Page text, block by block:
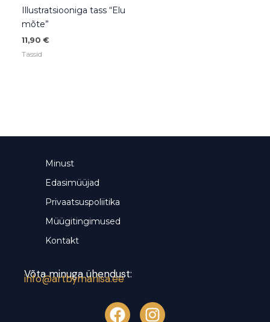
Illustratsiooniga tass “Elu
mõte”
11,90 €
Tassid
Minust
Edasimüüjad
Privaatsuspoliitika
Müügitingimused
Kontakt
Võta minuga ühendust:
info@artbymariisa.ee
F
I